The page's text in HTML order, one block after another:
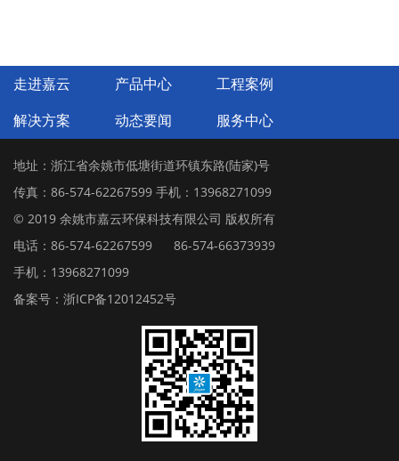
走进嘉云 产品中心
工程案例
解决方案
动态要闻 服务中心
地址：浙江省余姚市低塘街道环镇东路(陆家)号
传真：86-574-62267599 手机：13968271099
© 2019 余姚市嘉云环保科技有限公司 版权所有
电话：86-574-62267599
86-574-66373939
手机：13968271099
备案号：浙ICP备12012452号